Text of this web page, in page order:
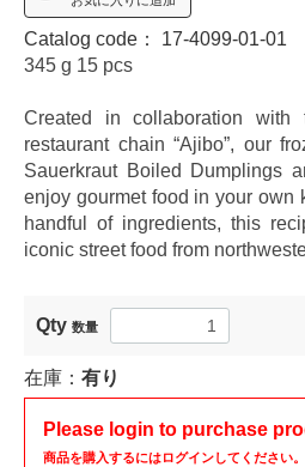
Catalog code： 17-4099-01-01
345 g 15 pcs
Created in collaboration with
restaurant chain “Ajibo”, our
Sauerkraut Boiled Dumplings
enjoy gourmet food in your own
handful of ingredients, this
iconic street food from
Qty 数量
在庫： 有り
Please login to purchase
商品を購入するにはログインしてください。